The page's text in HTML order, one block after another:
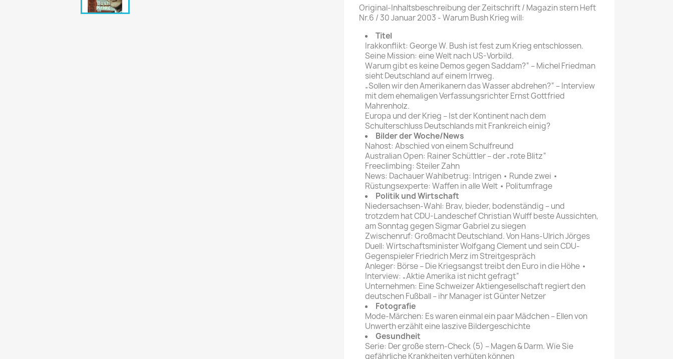
Mare
MERIAN
Mein schöner
selber machen
TAGES &
WOCHENZEITUNGEN
Bildzeitung
Frankfurter Allgemeine
Magazin
Frankfurter Illustrierte
SONSTIGE
Magazine
Original-Inhaltsbeschreibung der Zeitschrift / Magazin stern Heft
Nr.6 / 30 Januar 2003 - Warum Bush Krieg will:
Titel
Irakkonflikt: George W. Bush ist fest zum Krieg entschlossen.
Seine Mission: eine Welt nach US-Vorbild.
Warum gibt es keine Demos gegen Saddam?“ – Michel Friedman
sieht Deutschland auf einem Irrweg.
„Sollen wir den Amerikanern das Wasser abdrehen?“ – Interview
mit dem ehemaligen Verfassungsrichter Ernst Gottfried
Mahrenholz.
Europa und der Krieg – Ist der Kontinent nach dem
Schulterschluss Deutschlands mit Frankreich einig?
Bilder der Woche/News
Nahost: Abschied von einem Schulfreund
Australian Open: Rainer Schüttler – der „rote Blitz“
Freeclimbing: Steiler Zahn
News: Dachauer Wahlbetrug: Intrigen • Runde zwei •
Rüstungsexperte: Waffen in alle Welt • Politumfrage
Politik und Wirtschaft
Niedersachsen-Wahl: Brav, bieder, bodenständig – und
trotzdem hat CDU-Landeschef Christian Wulff beste Aussichten,
am Sonntag gegen Sigmar Gabriel zu siegen
Zwischenruf: Großmacht Deutschland. Von Hans-Ulrich Jörges
Duell: Wirtschaftsminister Wolfgang Clement und sein CDU-
Gegenspieler Friedrich Merz im Streitgespräch
Anleger: Börse – Die Kriegsangst treibt den Euro in die Höhe •
Interview: „Aktie Amerika ist nicht gefragt“
Unternehmen: Eine Schweizer Aktiengesellschaft regiert den
deutschen Fußball – ihr Manager ist Günter Netzer
Fotografie
Mode-Märchen: Es waren einmal ein paar Mädchen – Ellen von
Unwerth erzählt eine laszive Bildergeschichte
Gesundheit
Serie: Der große stern-Check (5) – Magen & Darm. Wie Sie
gefährliche Krankheiten verhüten können